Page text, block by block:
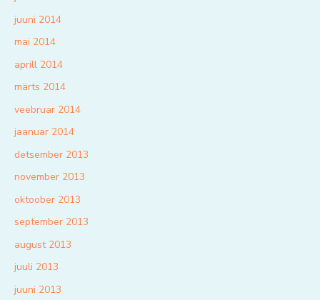
juuni 2014
mai 2014
aprill 2014
märts 2014
veebruar 2014
jaanuar 2014
detsember 2013
november 2013
oktoober 2013
september 2013
august 2013
juuli 2013
juuni 2013